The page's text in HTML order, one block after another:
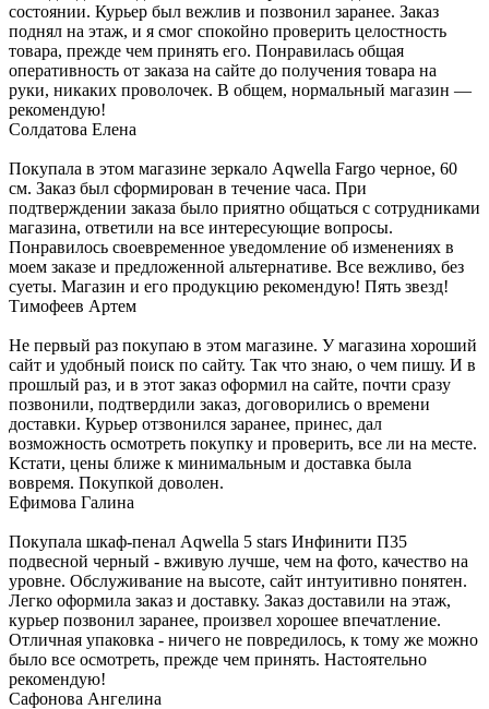
состоянии. Курьер был вежлив и позвонил заранее. Заказ
поднял на этаж, и я смог спокойно проверить целостность
товара, прежде чем принять его. Понравилась общая
оперативность от заказа на сайте до получения товара на
руки, никаких проволочек. В общем, нормальный магазин —
рекомендую!
Солдатова Елена
Покупала в этом магазине зеркало Aqwella Fargo черное, 60
см. Заказ был сформирован в течение часа. При
подтверждении заказа было приятно общаться с сотрудниками
магазина, ответили на все интересующие вопросы.
Понравилось своевременное уведомление об изменениях в
моем заказе и предложенной альтернативе. Все вежливо, без
суеты. Магазин и его продукцию рекомендую! Пять звезд!
Тимофеев Артем
Не первый раз покупаю в этом магазине. У магазина хороший
сайт и удобный поиск по сайту. Так что знаю, о чем пишу. И в
прошлый раз, и в этот заказ оформил на сайте, почти сразу
позвонили, подтвердили заказ, договорились о времени
доставки. Курьер отзвонился заранее, принес, дал
возможность осмотреть покупку и проверить, все ли на месте.
Кстати, цены ближе к минимальным и доставка была
вовремя. Покупкой доволен.
Ефимова Галина
Покупала шкаф-пенал Aqwella 5 stars Инфинити П35
подвесной черный - вживую лучше, чем на фото, качество на
уровне. Обслуживание на высоте, сайт интуитивно понятен.
Легко оформила заказ и доставку. Заказ доставили на этаж,
курьер позвонил заранее, произвел хорошее впечатление.
Отличная упаковка - ничего не повредилось, к тому же можно
было все осмотреть, прежде чем принять. Настоятельно
рекомендую!
Сафонова Ангелина